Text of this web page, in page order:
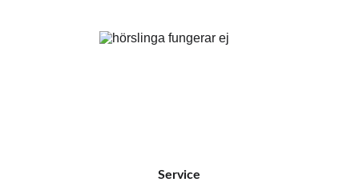
Service